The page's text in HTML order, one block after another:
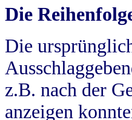
Die
Die
z.B. nach der
anzeigen